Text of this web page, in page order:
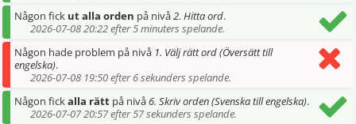
Någon fick ut alla orden på nivå2. Hitta ord.
2026-07-08 20:22 efter 5 minuters spelande.
Någon hade problem på nivå 1. Välj rätt ord (Översätt till
engelska).
2026-07-08 19:50 efter 6 sekunders spelande.
Någon fickalla rätt på nivå6. Skriv orden (Svenska till engelska).
2026-07-07 20:57 efter 57 sekunders spelande.